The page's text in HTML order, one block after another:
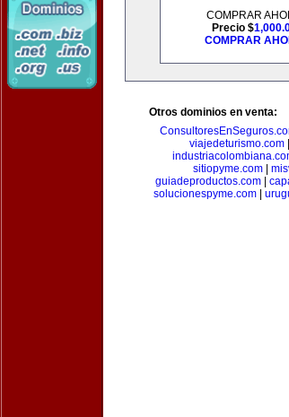
COMPRAR
Precio $
COMPRAR
Otros dominios en venta:
viajedeturismo.com|
sitiopyme.com|
guiadeproductos.com|
solucionespyme.com